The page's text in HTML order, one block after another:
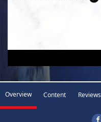
Overview Content Reviews